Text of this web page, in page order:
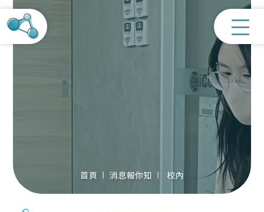
首頁 消息報你知 校內